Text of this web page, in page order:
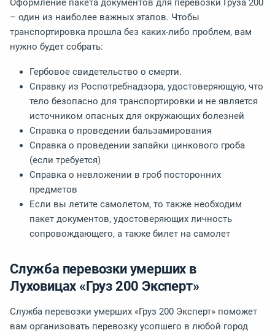
Оформление пакета документов для перевозки Груза 200
– один из наиболее важных этапов. Чтобы
транспортировка прошла без каких-либо проблем, вам
нужно будет собрать:
Гербовое свидетельство о смерти.
Справку из Роспотребнадзора, удостоверяющую, что
тело безопасно для транспортировки и не является
источником опасных для окружающих болезней
Справка о проведении бальзамирования
Справка о проведении запайки цинкового гроба
(если требуется)
Справка о невложении в гроб посторонних
предметов
Если вы летите самолетом, то также необходим
пакет документов, удостоверяющих личность
сопровождающего, а также билет на самолет
Служба перевозки умерших в
Луховицах «Груз 200 Эксперт»
Служба перевозки умерших «Груз 200 Эксперт» поможет
вам организовать перевозку усопшего в любой город